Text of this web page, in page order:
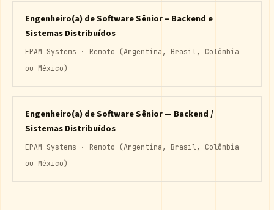
Engenheiro(a) de Software Sênior – Backend e
Sistemas Distribuídos
EPAM Systems · Remoto (Argentina, Brasil, Colômbia
ou México)
Engenheiro(a) de Software Sênior — Backend /
Sistemas Distribuídos
EPAM Systems · Remoto (Argentina, Brasil, Colômbia
ou México)